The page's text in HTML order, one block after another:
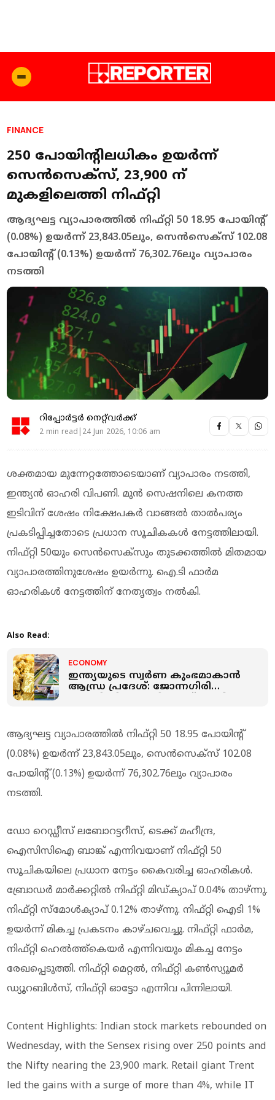
FINANCE
250 പോയിന്റിലധികം ഉയര്‍ന്ന്
സെന്‍സെക്‌സ്, 23,900 ന്
മുകളിലെത്തി നിഫ്റ്റി
ആദ്യഘട്ട വ്യാപാരത്തില്‍ നിഫ്റ്റി 50 18.95 പോയിന്റ്
(0.08%) ഉയര്‍ന്ന് 23,843.05ലും, സെന്‍സെക്‌സ് 102.08
പോയിന്റ് (0.13%) ഉയര്‍ന്ന് 76,302.76ലും വ്യാപാരം
നടത്തി
റിപ്പോർട്ടർ നെറ്റ്‌വര്‍ക്ക്‌
2 min read|24 Jun 2026, 10:06 am
ശക്തമായ മുന്നേറ്റത്തോടെയാണ് വ്യാപാരം നടത്തി,
ഇന്ത്യന്‍ ഓഹരി വിപണി. മുന്‍ സെഷനിലെ കനത്ത
ഇടിവിന് ശേഷം നിക്ഷേപകര്‍ വാങ്ങല്‍ താല്‍പര്യം
പ്രകടിപ്പിച്ചതോടെ പ്രധാന സൂചികകള്‍ നേട്ടത്തിലായി.
നിഫ്റ്റി 50യും സെന്‍സെക്‌സും തുടക്കത്തില്‍ മിതമായ
വ്യാപാരത്തിനുശേഷം ഉയര്‍ന്നു. ഐ.ടി ഫാര്‍മ
ഓഹരികള്‍ നേട്ടത്തിന് നേതൃത്വം നല്‍കി.
Also Read:
ECONOMY
ഇന്ത്യയുടെ സ്വർണ കുംഭമാകാന്‍
ആന്ധ്ര പ്രദേശ്: ജോന്നഗിരി
ആദ്യഘട്ട വ്യാപാരത്തില്‍ നിഫ്റ്റി 50 18.95 പോയിന്റ്
(0.08%) ഉയര്‍ന്ന് 23,843.05ലും, സെന്‍സെക്‌സ് 102.08
പോയിന്റ് (0.13%) ഉയര്‍ന്ന് 76,302.76ലും വ്യാപാരം
നടത്തി.
ഡോ റെഡ്ഡീസ് ലബോറട്ടറീസ്, ടെക്ക് മഹീന്ദ്ര,
ഐസിസിഐ ബാങ്ക് എന്നിവയാണ് നിഫ്റ്റി 50
സൂചികയിലെ പ്രധാന നേട്ടം കൈവരിച്ച ഓഹരികള്‍.
ബ്രോഡര്‍ മാര്‍ക്കറ്റില്‍ നിഫ്റ്റി മിഡ്ക്യാപ് 0.04% താഴ്ന്നു.
നിഫ്റ്റി സ്‌മോള്‍ക്യാപ് 0.12% താഴ്ന്നു. നിഫ്റ്റി ഐടി 1%
ഉയര്‍ന്ന് മികച്ച പ്രകടനം കാഴ്ചവെച്ചു. നിഫ്റ്റി ഫാര്‍മ,
നിഫ്റ്റി ഹെല്‍ത്ത്‌കെയര്‍ എന്നിവയും മികച്ച നേട്ടം
രേഖപ്പെടുത്തി. നിഫ്റ്റി മെറ്റല്‍, നിഫ്റ്റി കണ്‍സ്യൂമര്‍
ഡ്യൂറബിള്‍സ്, നിഫ്റ്റി ഓട്ടോ എന്നിവ പിന്നിലായി.
Content Highlights: Indian stock markets rebounded on
Wednesday, with the Sensex rising over 250 points and
the Nifty nearing the 23,900 mark. Retail giant Trent
led the gains with a surge of more than 4%, while IT